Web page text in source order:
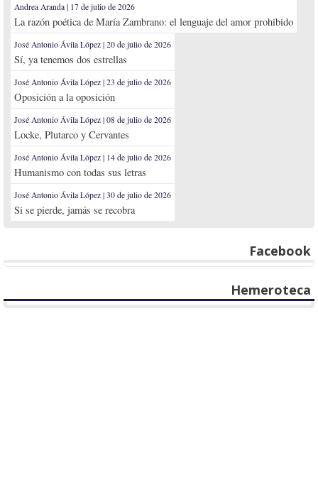
Andrea Aranda | 17 de julio de 2026
La razón poética de María Zambrano: el lenguaje del amor prohibido
José Antonio Ávila López | 20 de julio de 2026
Sí, ya tenemos dos estrellas
José Antonio Ávila López | 23 de julio de 2026
Oposición a la oposición
José Antonio Ávila López | 08 de julio de 2026
Locke, Plutarco y Cervantes
José Antonio Ávila López | 14 de julio de 2026
Humanismo con todas sus letras
José Antonio Ávila López | 30 de julio de 2026
Si se pierde, jamás se recobra
Facebook
Hemeroteca